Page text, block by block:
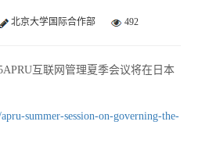
北京大学国际合作部 492
互联网管理夏季会议将在日本
summer-session-on-governing-the-